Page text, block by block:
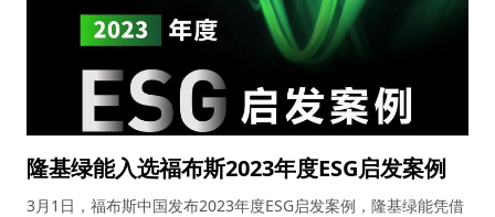
隆基绿能入选福布斯2023年度ESG启发案例
3月1日，福布斯中国发布2023年度ESG启发案例，隆基绿能凭借